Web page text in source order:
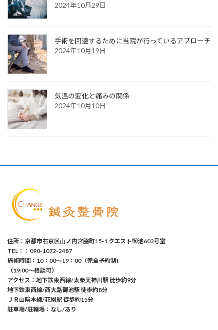
2024年10月29日
手術を回避するために当院が行っているアプローチ
2024年10月19日
気温の変化と痛みの関係
2024年10月10日
住所：京都市右京区山ノ内宮脇町15-1 クエスト御池603号室
TEL：：090-1072-2487
施術時間：10：00〜19：00（完全予約制)
（19:00〜相談可）
アクセス：地下鉄東西線/太秦天神川駅 徒歩約9分
地下鉄東西線/西大路御池駅 徒歩約8分
ＪＲ山陰本線/花園駅 徒歩約15分
駐車場/駐輪場：なし/あり